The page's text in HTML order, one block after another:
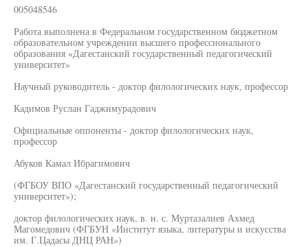
005048546
Работа выполнена в Федеральном государственном бюджетном
образовательном учреждении высшего профессионального
образования «Дагестанский государственный педагогический
университет»
Научный руководитель - доктор филологических наук, профессор
Кадимов Руслан Гаджимурадович
Официальные оппоненты - доктор филологических наук,
профессор
Абуков Камал Ибрагимович
(ФГБОУ ВПО «Дагестанский государственный педагогический
университет»);
доктор филологических наук, в. н. с. Муртазалиев Ахмед
Магомедович (ФГБУН «Институт языка, литературы и искусства
им. Г.Цадасы ДНЦ РАН»)